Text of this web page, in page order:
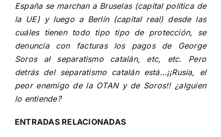
España se marchan a Bruselas (capital política de
la UE) y luego a Berlín (capital real) desde las
cuáles tienen todo tipo tipo de protección, se
denuncia con facturas los pagos de George
Soros al separatismo catalán, etc, etc. Pero
detrás del separatismo catalán está…¡¡Rusia, el
peor enemigo de la OTAN y de Soros!! ¿alguien
lo entiende?
ENTRADAS RELACIONADAS